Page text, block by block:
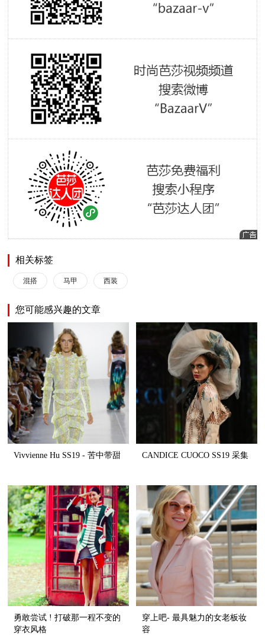
相关标签
混搭 马甲 西装
您可能感兴趣的文章
Vivvienne Hu SS19 - 苦中带甜 CANDICE CUOCO SS19 采集
勇敢尝试 ! 打破那一程不变的
穿衣风格
穿上吧- 最具魅力的女老板妆
容